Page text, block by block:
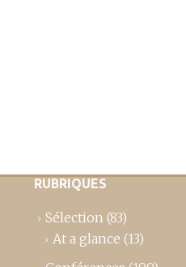
RUBRIQUES
Sélection (83)
At a glance (13)